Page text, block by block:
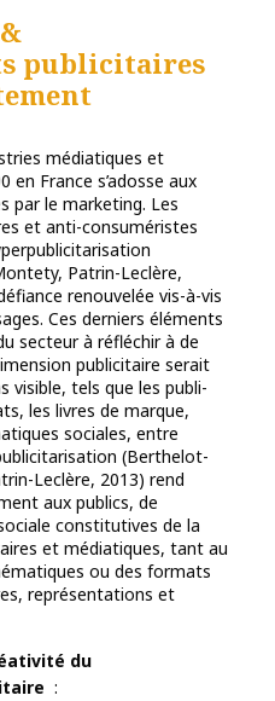
publicitaires
médiatiques et
en France s’adosse aux
par le marketing. Les
et anti-consuméristes
Patrin-Leclère,
renouvelée vis-à-vis
Ces derniers éléments
secteur à réfléchir à de
publicitaire serait
visible, tels que les publi-
les livres de marque,
sociales, entre
(Berthelot-
Leclère, 2013) rend
aux publics, de
constitutives de la
et médiatiques, tant au
ou des formats
représentations et
du
: